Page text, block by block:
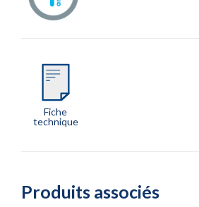
Fiche
technique
Produits associés